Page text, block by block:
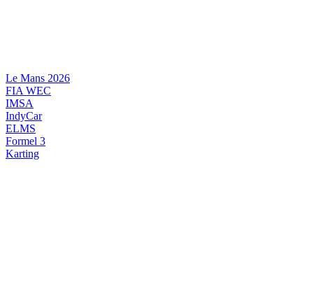
Le Mans 2026
FIA WEC
IMSA
IndyCar
ELMS
Formel 3
Karting